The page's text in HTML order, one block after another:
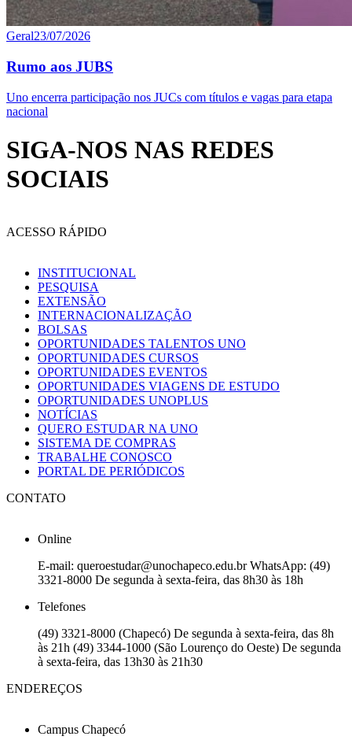
Geral23/07/2026
Rumo aos JUBS
Uno encerra participação nos JUCs com títulos e vagas para etapa
nacional
SIGA-NOS NAS REDES
SOCIAIS
ACESSO RÁPIDO
INSTITUCIONAL
PESQUISA
EXTENSÃO
INTERNACIONALIZAÇÃO
BOLSAS
OPORTUNIDADES TALENTOS UNO
OPORTUNIDADES CURSOS
OPORTUNIDADES EVENTOS
OPORTUNIDADES VIAGENS DE ESTUDO
OPORTUNIDADES UNOPLUS
NOTÍCIAS
QUERO ESTUDAR NA UNO
SISTEMA DE COMPRAS
TRABALHE CONOSCO
PORTAL DE PERIÓDICOS
CONTATO
Online
E-mail: queroestudar@unochapeco.edu.br WhatsApp: (49)
3321-8000 De segunda à sexta-feira, das 8h30 às 18h
Telefones
(49) 3321-8000 (Chapecó) De segunda à sexta-feira, das 8h
às 21h (49) 3344-1000 (São Lourenço do Oeste) De segunda
à sexta-feira, das 13h30 às 21h30
ENDEREÇOS
Campus Chapecó